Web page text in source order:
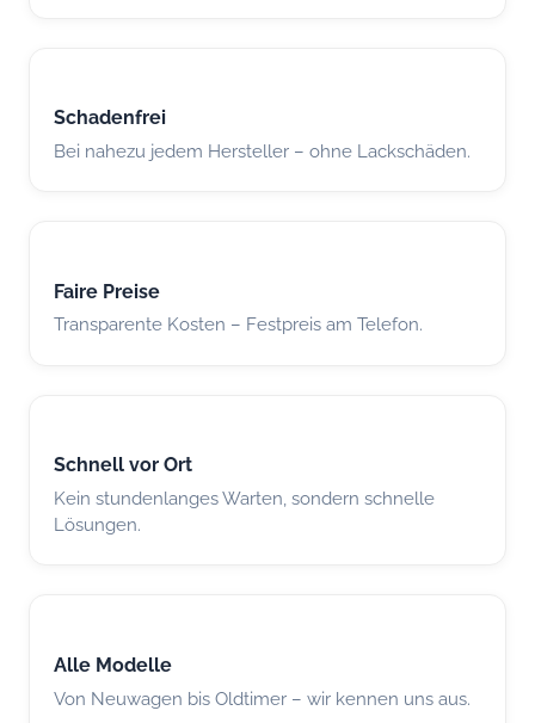
Schadenfrei
Bei nahezu jedem Hersteller – ohne Lackschäden.
Faire Preise
Transparente Kosten – Festpreis am Telefon.
Schnell vor Ort
Kein stundenlanges Warten, sondern schnelle
Lösungen.
Alle Modelle
Von Neuwagen bis Oldtimer – wir kennen uns aus.